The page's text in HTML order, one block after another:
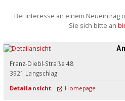
Bei Interesse an einem Neueintrag
Sie sich bitte an
Franz-Diebl-Straße 48
3921 Langschlag
Detailansicht Homepage